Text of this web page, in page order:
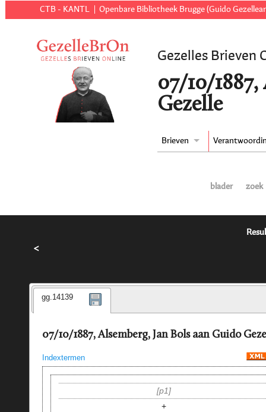
CTB - KANTL Openbare Bibliotheek Brugge (Guido
Gezelles Brieven
07/10/
Gezelle
Brieven
blader zoek
<
gg.14139
07/10/1887, Alsemberg, Jan Bols aan Guido
Indextermen
p1
+